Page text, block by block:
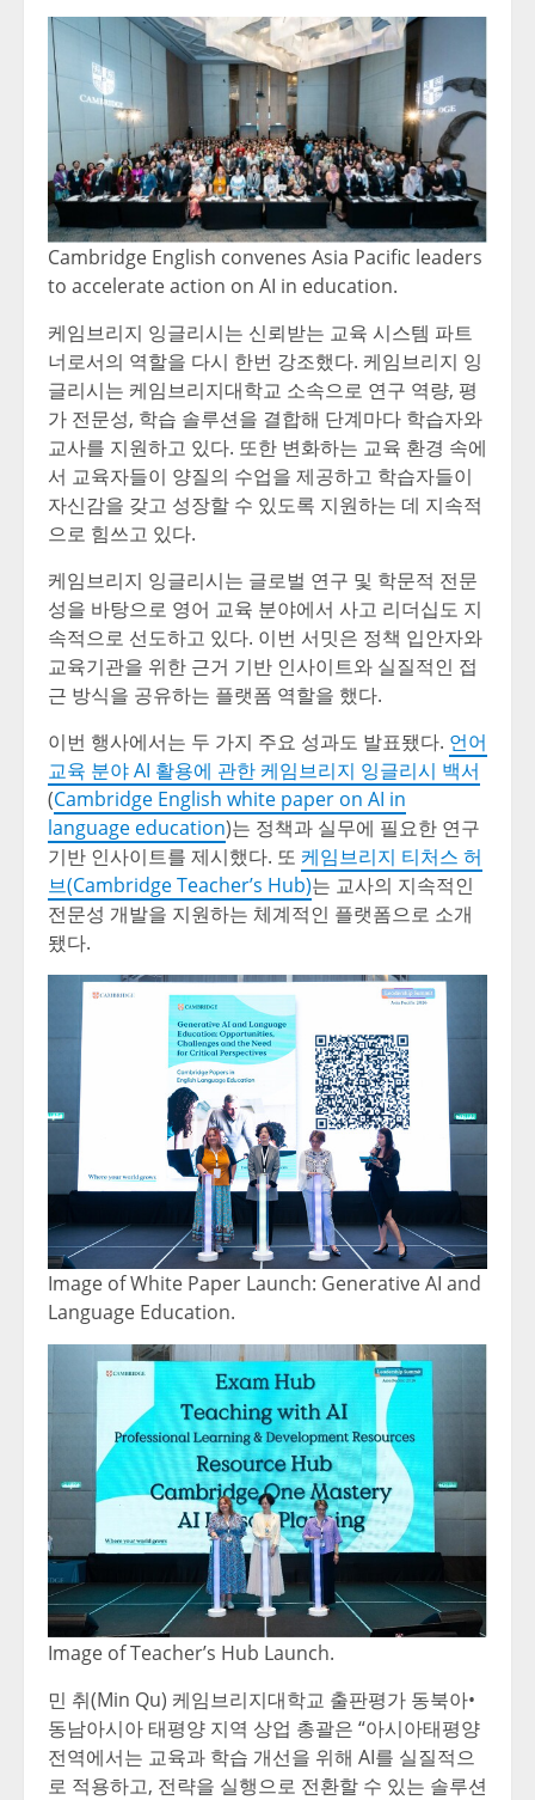
Cambridge English convenes Asia Pacific leaders
to accelerate action on AI in education.
케임브리지 잉글리시는 신뢰받는 교육 시스템 파트
너로서의 역할을 다시 한번 강조했다. 케임브리지 잉
글리시는 케임브리지대학교 소속으로 연구 역량, 평
가 전문성, 학습 솔루션을 결합해 단계마다 학습자와
교사를 지원하고 있다. 또한 변화하는 교육 환경 속에
서 교육자들이 양질의 수업을 제공하고 학습자들이
자신감을 갖고 성장할 수 있도록 지원하는 데 지속적
으로 힘쓰고 있다.
케임브리지 잉글리시는 글로벌 연구 및 학문적 전문
성을 바탕으로 영어 교육 분야에서 사고 리더십도 지
속적으로 선도하고 있다. 이번 서밋은 정책 입안자와
교육기관을 위한 근거 기반 인사이트와 실질적인 접
근 방식을 공유하는 플랫폼 역할을 했다.
이번 행사에서는 두 가지 주요 성과도 발표됐다. 언어
교육 분야 AI 활용에 관한 케임브리지 잉글리시 백서
(Cambridge English white paper on AI in
language education)는 정책과 실무에 필요한 연구
기반 인사이트를 제시했다. 또 케임브리지 티처스 허
브(Cambridge Teacher’s Hub)는 교사의 지속적인
전문성 개발을 지원하는 체계적인 플랫폼으로 소개
됐다.
Image of White Paper Launch: Generative AI and
Language Education.
Image of Teacher’s Hub Launch.
민 취(Min Qu) 케임브리지대학교 출판평가 동북아•
동남아시아 태평양 지역 상업 총괄은 “아시아태평양
전역에서는 교육과 학습 개선을 위해 AI를 실질적으
로 적용하고, 전략을 실행으로 전환할 수 있는 솔루션